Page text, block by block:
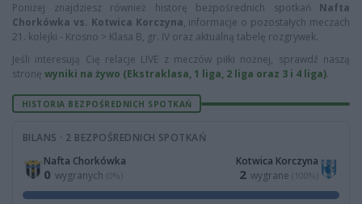
Poniżej znajdziesz również historę bezpośrednich spotkań Nafta
Chorkówka vs. Kotwica Korczyna, informacje o pozostałych meczach
21. kolejki - Krosno > Klasa B, gr. IV oraz aktualną tabelę rozgrywek.
Jeśli interesują Cię relacje LIVE z meczów piłki nożnej, sprawdź naszą
stronę wyniki na żywo (Ekstraklasa, 1 liga, 2 liga oraz 3 i 4 liga).
HISTORIA BEZPOŚREDNICH SPOTKAŃ
BILANS · 2 BEZPOŚREDNICH SPOTKAŃ
Nafta Chorkówka
0 wygranych (0%)
Kotwica Korczyna
2 wygrane (100%)